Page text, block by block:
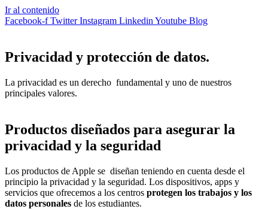
Ir al contenido
Facebook-f Twitter Instagram Linkedin Youtube Blog
Privacidad y protección de datos.
La privacidad es un derecho fundamental y uno de nuestros
principales valores.
Productos diseñados para asegurar la
privacidad y la seguridad
Los productos de Apple se diseñan teniendo en cuenta desde el
principio la privacidad y la seguridad. Los dispositivos, apps y
servicios que ofrecemos a los centros protegen los trabajos y los
datos personales de los estudiantes.